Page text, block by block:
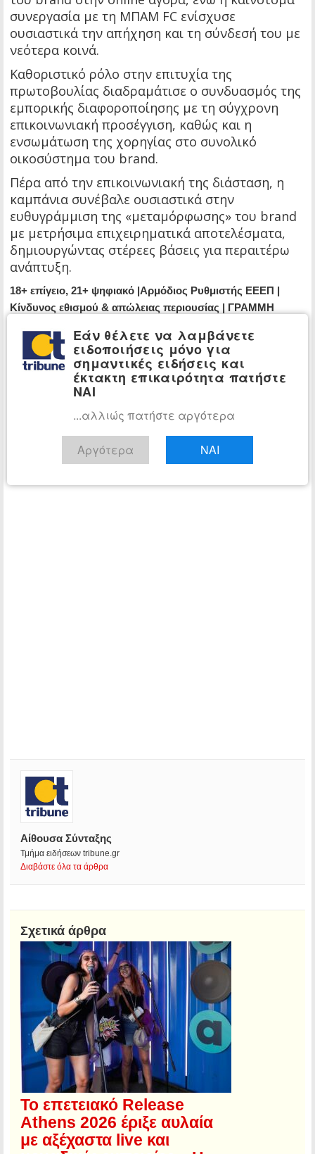
συνεργασία με τη ΜΠΑΜ FC ενίσχυσε
ουσιαστικά την απήχηση και τη σύνδεσή του με
νεότερα κοινά.
Καθοριστικό ρόλο στην επιτυχία της
πρωτοβουλίας διαδραμάτισε ο συνδυασμός της
εμπορικής διαφοροποίησης με τη σύγχρονη
επικοινωνιακή προσέγγιση, καθώς και η
ενσωμάτωση της χορηγίας στο συνολικό
οικοσύστημα του brand.
Πέρα από την επικοινωνιακή της διάσταση, η
καμπάνια συνέβαλε ουσιαστικά στην
ευθυγράμμιση της «μεταμόρφωσης» του brand
με μετρήσιμα επιχειρηματικά αποτελέσματα,
δημιουργώντας στέρεες βάσεις για περαιτέρω
ανάπτυξη.
18+ επίγειο, 21+ ψηφιακό |Αρμόδιος Ρυθμιστής ΕΕΕΠ |
Κίνδυνος εθισμού & απώλειας περιουσίας | ΓΡΑΜΜΗ
Αίθουσα Σύνταξης
Τμήμα ειδήσεων tribune.gr
Διαβάστε όλα τα άρθρα
Σχετικά άρθρα
Το επετειακό Release
Athens 2026 έριξε αυλαία
με αξέχαστα live και
Εάν θέλετε να λαμβάνετε
ειδοποιήσεις μόνο για
σημαντικές ειδήσεις και
έκτακτη επικαιρότητα πατήστε
ΝΑΙ
...αλλιώς πατήστε αργότερα
Αργότερα ΝΑΙ